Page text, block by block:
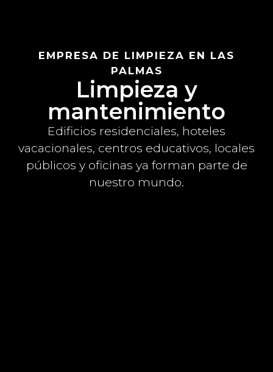
EMPRESA DE LIMPIEZA EN LAS
PALMAS
Limpieza y
mantenimiento
Edificios residenciales, hoteles
vacacionales, centros educativos, locales
públicos y oficinas ya forman parte de
nuestro mundo.